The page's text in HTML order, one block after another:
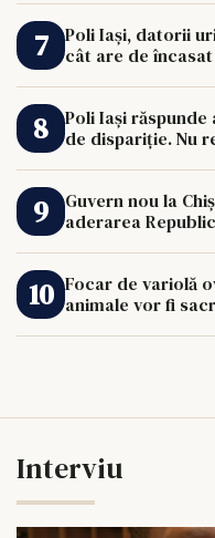
Poli Iași, datorii
cât are de încasat
Poli Iași
de dispariție. Nu
Guvern nou la
aderarea
Focar de variolă
animale vor fi
Interviu